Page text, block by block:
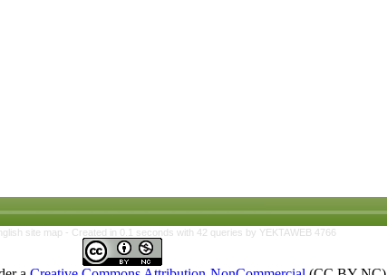
site map - Created in 0.1 seconds with 42 queries by YEKTAWEB 4766